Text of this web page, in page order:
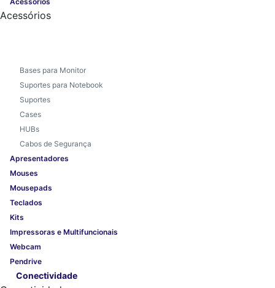
Acessórios
Bases para Monitor
Suportes para Notebook
Suportes
Cases
HUBs
Cabos de Segurança
Apresentadores
Mouses
Mousepads
Teclados
Kits
Impressoras e Multifuncionais
Webcam
Pendrive
Conectividade